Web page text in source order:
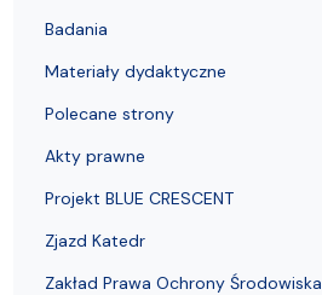
Badania
Materiały dydaktyczne
Polecane strony
Akty prawne
Projekt BLUE CRESCENT
Zjazd Katedr
Zakład Prawa Ochrony Środowiska